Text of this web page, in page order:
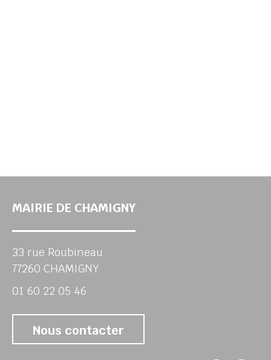
MAIRIE DE CHAMIGNY
33 rue Roubineau
77260 CHAMIGNY
01 60 22 05 46
Nous contacter